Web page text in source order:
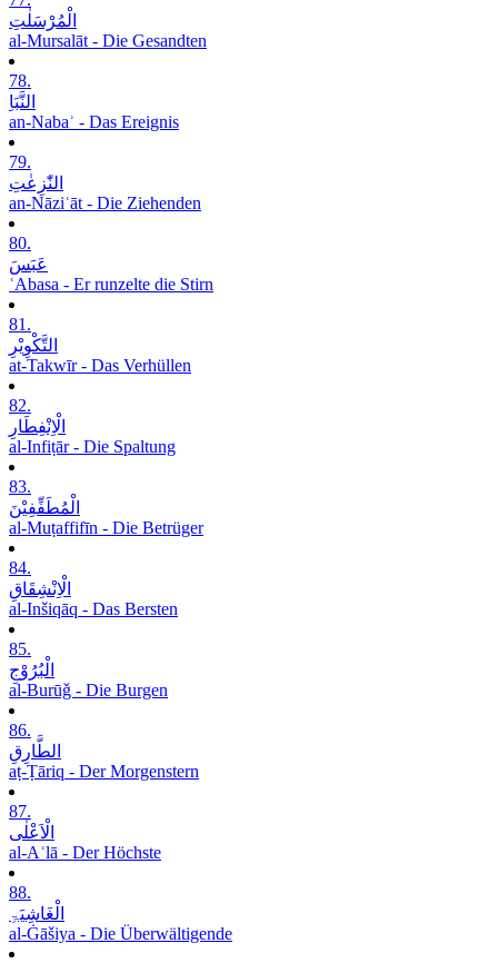
الْمُرْسَلٰتِ
al-Mursalāt - Die Gesandten
78.
النَّبَاِ
an-Nabaʾ - Das Ereignis
79.
النّٰزِعٰتِ
an-Nāziʿāt - Die Ziehenden
80.
عَبَسَ
ʿAbasa - Er runzelte die Stirn
81.
التَّکْوِیْرِ
at-Takwīr - Das Verhüllen
82.
الْاِنْفِطَارِ
al-Infiṭār - Die Spaltung
83.
الْمُطَفِّفِیْنَ
al-Muṭaffifīn - Die Betrüger
84.
الْاِنْشِقَاقِ
al-Inšiqāq - Das Bersten
85.
الْبُرُوْجِ
al-Burūǧ - Die Burgen
86.
الطَّارِقِ
aṭ-Ṭāriq - Der Morgenstern
87.
الْاَعْلٰی
al-Aʿlā - Der Höchste
88.
الْغَاشِیَۃِ
al-Ġāšiya - Die Überwältigende